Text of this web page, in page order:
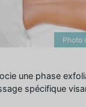
Photo
une phase
spécifique